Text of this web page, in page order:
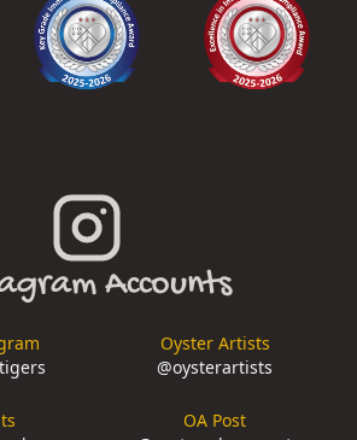
Accounts
Oyster Artists
@oysterartists
OA Post